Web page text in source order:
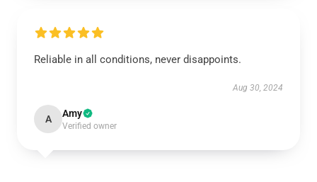
Reliable in all conditions, never disappoints.
Aug 30, 2024
A Amy
Verified owner